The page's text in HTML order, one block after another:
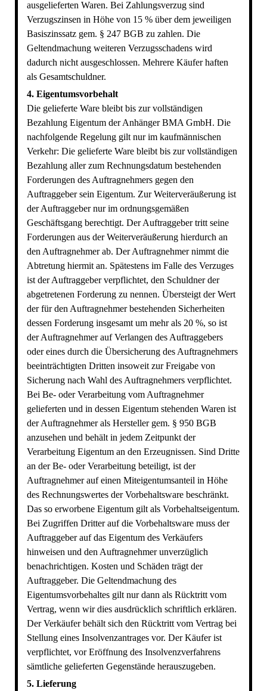
ausgelieferten Waren. Bei Zahlungsverzug sind
Verzugszinsen in Höhe von 15 % über dem jeweiligen
Basiszinssatz gem. § 247 BGB zu zahlen. Die
Geltendmachung weiteren Verzugsschadens wird
dadurch nicht ausgeschlossen. Mehrere Käufer haften
als Gesamtschuldner.
4. Eigentumsvorbehalt
Die gelieferte Ware bleibt bis zur vollständigen
Bezahlung Eigentum der Anhänger BMA GmbH. Die
nachfolgende Regelung gilt nur im kaufmännischen
Verkehr: Die gelieferte Ware bleibt bis zur vollständigen
Bezahlung aller zum Rechnungsdatum bestehenden
Forderungen des Auftragnehmers gegen den
Auftraggeber sein Eigentum. Zur Weiterveräußerung ist
der Auftraggeber nur im ordnungsgemäßen
Geschäftsgang berechtigt. Der Auftraggeber tritt seine
Forderungen aus der Weiterveräußerung hierdurch an
den Auftragnehmer ab. Der Auftragnehmer nimmt die
Abtretung hiermit an. Spätestens im Falle des Verzuges
ist der Auftraggeber verpflichtet, den Schuldner der
abgetretenen Forderung zu nennen. Übersteigt der Wert
der für den Auftragnehmer bestehenden Sicherheiten
dessen Forderung insgesamt um mehr als 20 %, so ist
der Auftragnehmer auf Verlangen des Auftraggebers
oder eines durch die Übersicherung des Auftragnehmers
beeinträchtigten Dritten insoweit zur Freigabe von
Sicherung nach Wahl des Auftragnehmers verpflichtet.
Bei Be- oder Verarbeitung vom Auftragnehmer
gelieferten und in dessen Eigentum stehenden Waren ist
der Auftragnehmer als Hersteller gem. § 950 BGB
anzusehen und behält in jedem Zeitpunkt der
Verarbeitung Eigentum an den Erzeugnissen. Sind Dritte
an der Be- oder Verarbeitung beteiligt, ist der
Auftragnehmer auf einen Miteigentumsanteil in Höhe
des Rechnungswertes der Vorbehaltsware beschränkt.
Das so erworbene Eigentum gilt als Vorbehaltseigentum.
Bei Zugriffen Dritter auf die Vorbehaltsware muss der
Auftraggeber auf das Eigentum des Verkäufers
hinweisen und den Auftragnehmer unverzüglich
benachrichtigen. Kosten und Schäden trägt der
Auftraggeber. Die Geltendmachung des
Eigentumsvorbehaltes gilt nur dann als Rücktritt vom
Vertrag, wenn wir dies ausdrücklich schriftlich erklären.
Der Verkäufer behält sich den Rücktritt vom Vertrag bei
Stellung eines Insolvenzantrages vor. Der Käufer ist
verpflichtet, vor Eröffnung des Insolvenzverfahrens
sämtliche gelieferten Gegenstände herauszugeben.
5. Lieferung